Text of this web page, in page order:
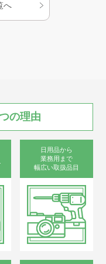
へ
の理由
日用品から
業務用まで
幅広い取扱品目